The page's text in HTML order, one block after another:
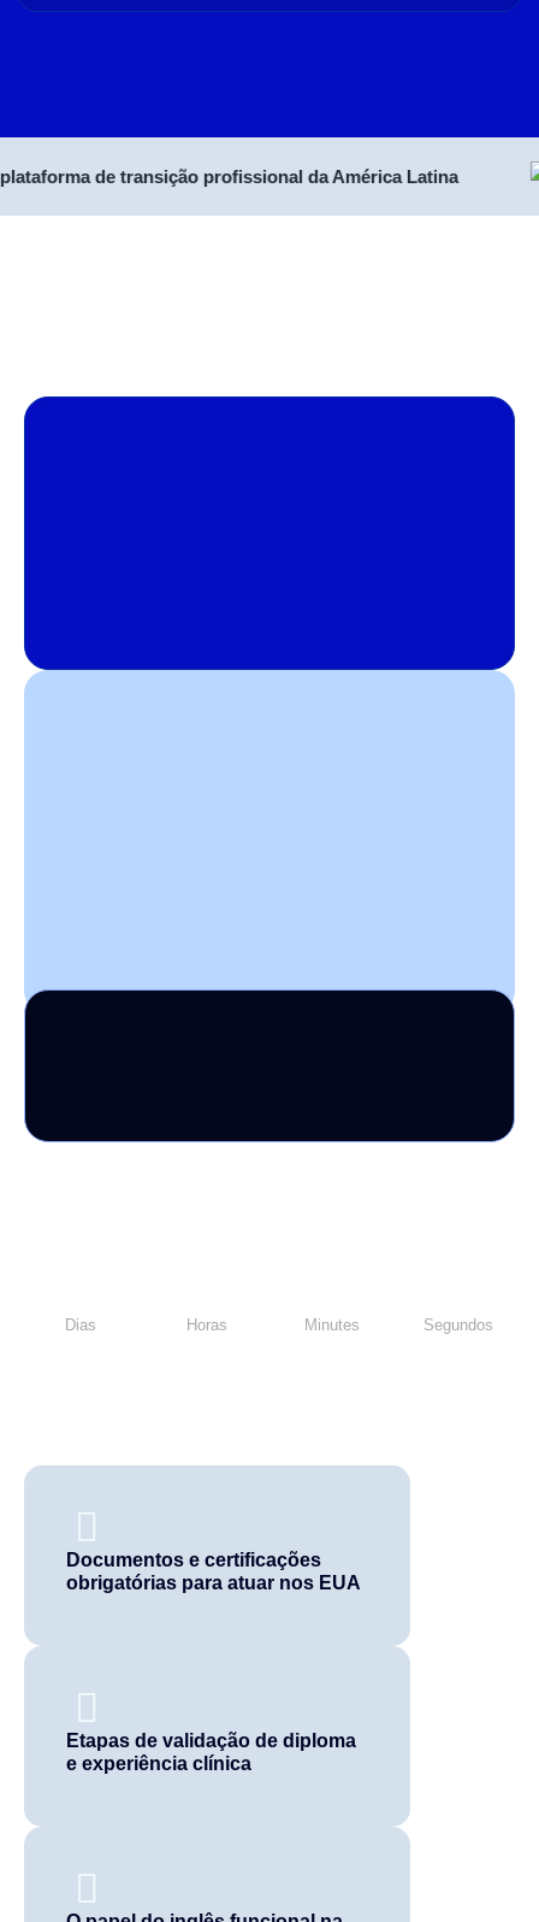
de transição profissional da América Latina
Dias Horas Minutes Segundos
Documentos e certificações
obrigatórias para atuar nos EUA
Etapas de validação de diploma
e experiência clínica